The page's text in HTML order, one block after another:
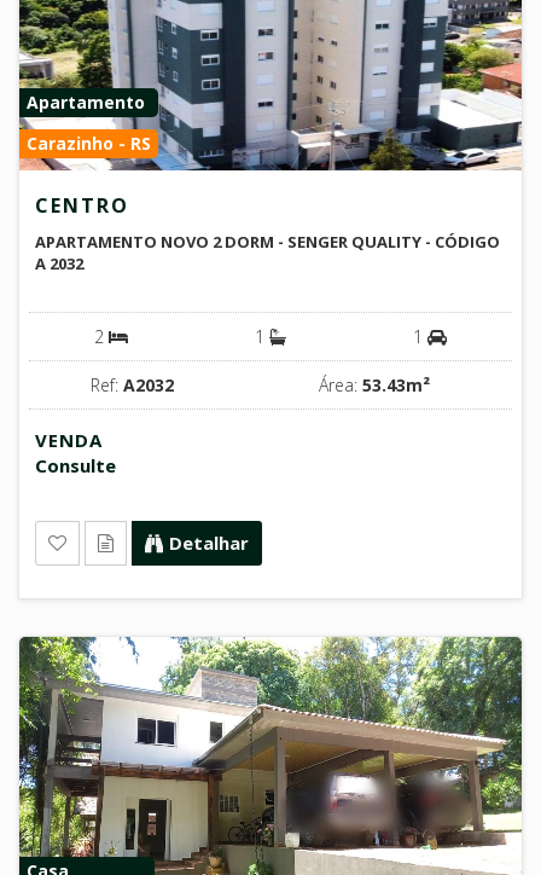
Apartamento
Carazinho - RS
CENTRO
APARTAMENTO NOVO 2 DORM - SENGER QUALITY - CÓDIGO
A 2032
2 1 1
Ref: A2032 Área: 53.43m²
VENDA
Consulte
Detalhar
Casa